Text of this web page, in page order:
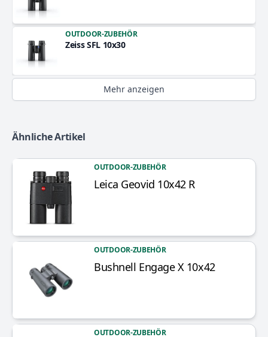
OUTDOOR-ZUBEHÖR
Zeiss SFL 10x30
Mehr anzeigen
Ähnliche Artikel
Artikel anzeigen
OUTDOOR-ZUBEHÖR
Leica Geovid 10x42 R
Artikel anzeigen
OUTDOOR-ZUBEHÖR
Bushnell Engage X 10x42
OUTDOOR-ZUBEHÖR